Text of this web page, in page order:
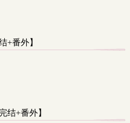
+番外】
结+番外】